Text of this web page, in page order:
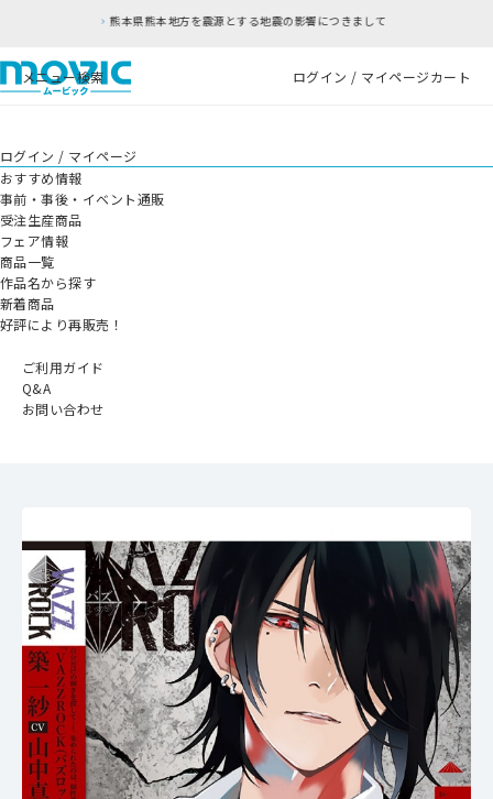
とする地震の影響につきまして
メニュー検索 ログイン / マイページカート
ログイン / マイページ
おすすめ情報
事前・事後・イベント通販
受注生産商品
フェア情報
商品一覧
作品名から探す
新着商品
好評により再販売！
ご利用ガイド
Q&A
お問い合わせ